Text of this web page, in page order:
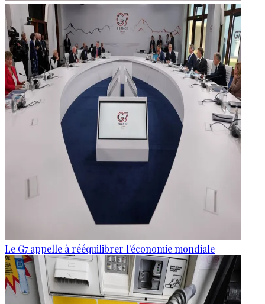
Le G7 appelle à rééquilibrer l'économie mondiale